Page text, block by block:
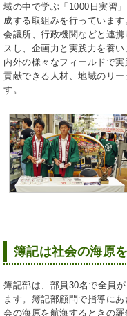
域の中で学ぶ「1000日実習
成する取組みを行っていま
会議所、行政機関などと連
スし、企画力と実践力を養
内外の様々なフィールドで
貢献できる人材、地域のリ
す。
簿記は社会の海原
簿記部は、部員30名で全員
ます。簿記部顧問で指導に
会の海原を航海するときの